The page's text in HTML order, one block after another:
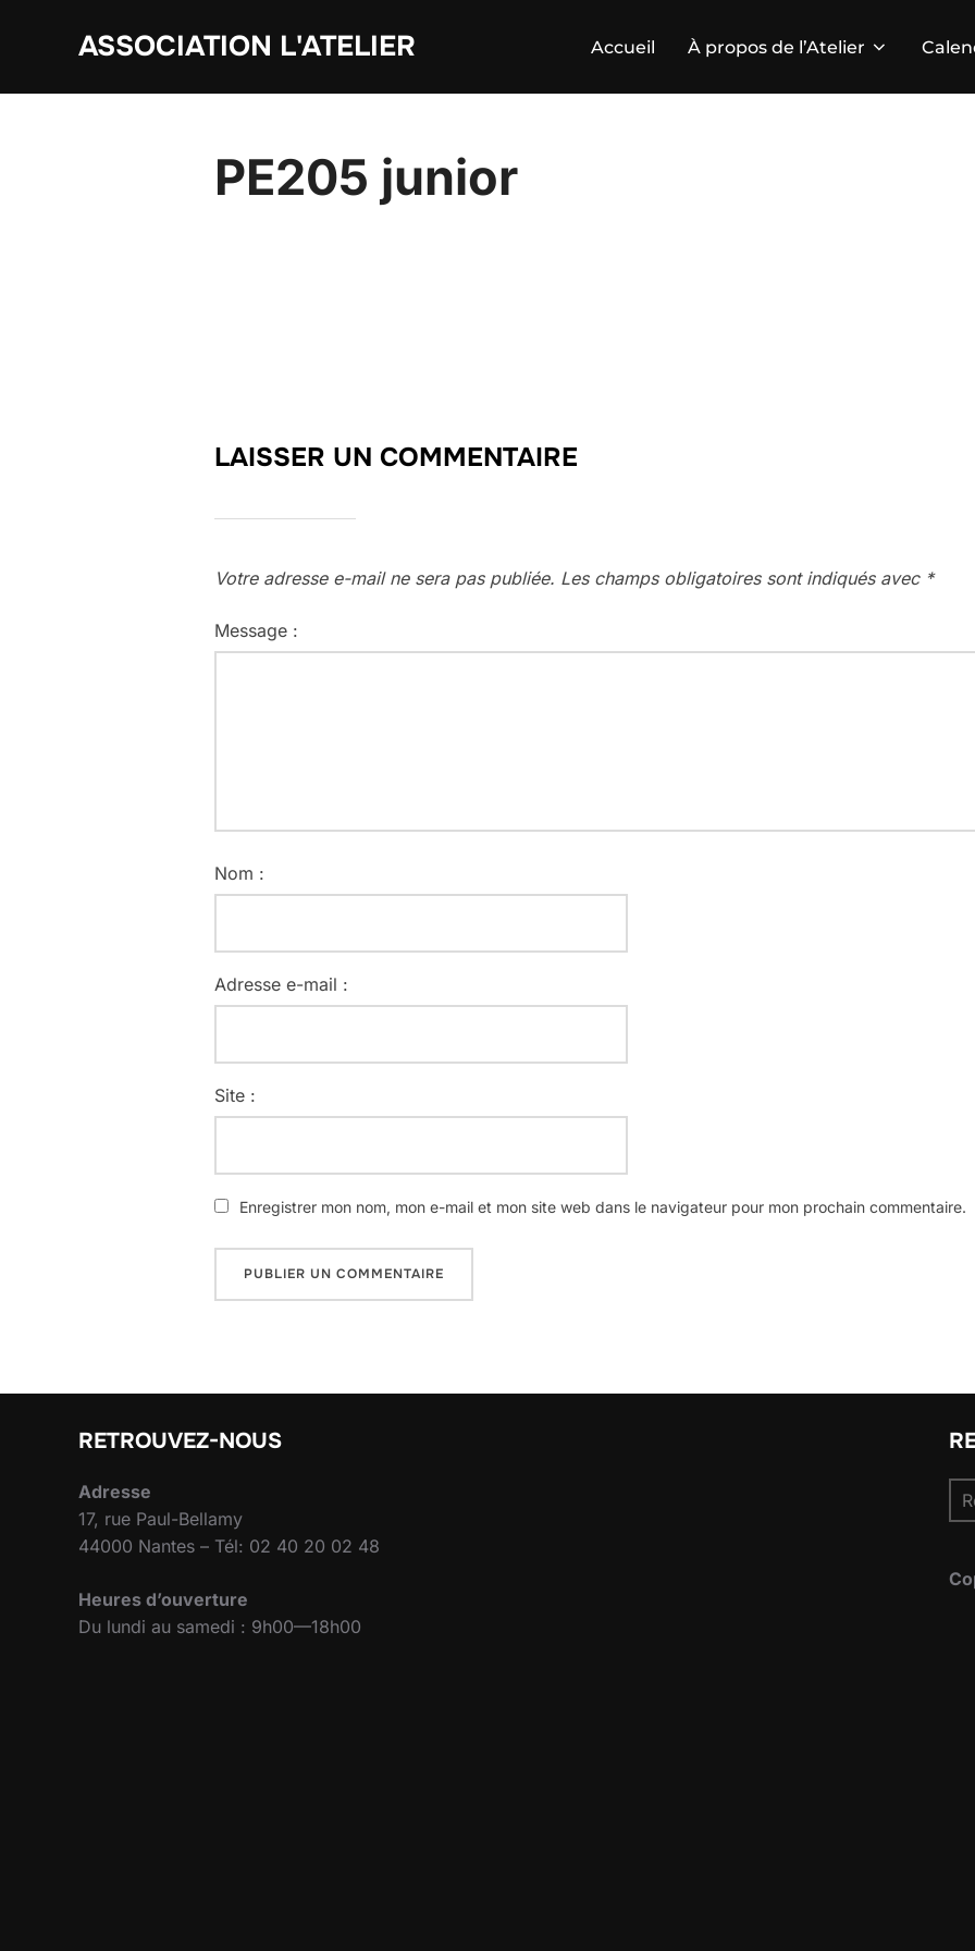
ASSOCIATION L'ATELIER Accueil À propos de l’Atelier
PE205 junior
LAISSER UN COMMENTAIRE
Votre adresse e-mail ne sera pas publiée. Les champs obligatoires sont indiqués avec *
Message :
Nom :
Adresse e-mail :
Site :
Enregistrer mon nom, mon e-mail et mon site web dans le navigateur pour mon prochain commentaire.
RETROUVEZ-NOUS
Adresse
17, rue Paul-Bellamy
44000 Nantes – Tél: 02 40 20 02 48
Heures d’ouverture
Du lundi au samedi : 9h00—18h00